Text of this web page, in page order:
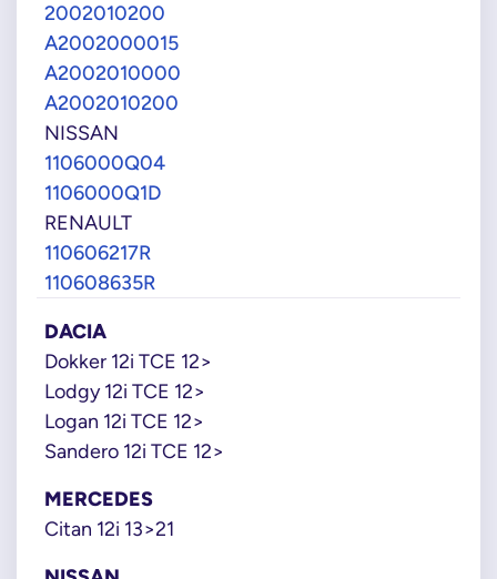
2002010200
A2002000015
A2002010000
A2002010200
NISSAN
1106000Q04
1106000Q1D
RENAULT
110606217R
110608635R
DACIA
Dokker 12i TCE 12>
Lodgy 12i TCE 12>
Logan 12i TCE 12>
Sandero 12i TCE 12>
MERCEDES
Citan 12i 13>21